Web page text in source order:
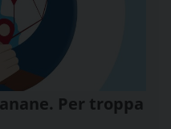
Per troppa